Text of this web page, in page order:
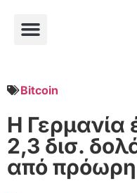
Bitcoin
Η
2,3 δισ.
από